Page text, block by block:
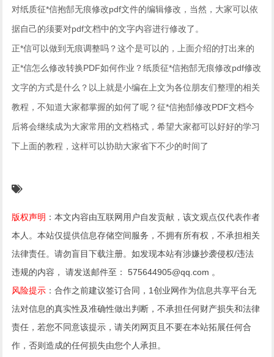
对纸质征*信抱郜无痕修改pdf文件的编辑修改，当然，大家可以依
据自己的须要对pdf文档中的文字内容进行修改了。
正*信可以做到无痕调整吗？这个是可以的，上面介绍的打出来的
正*信怎么修改转换PDF如何作业？纸质征*信抱郜无痕修改pdf修改
文字的方式是什么？以上就是小编在上文为各位朋友们整理的相关
教程，不知道大家都掌握的如何了呢？征*信抱郜修改PDF文档今
后将会继续成为大家常用的文档格式，希望大家都可以好好的学习
下上面的教程，这样可以协助大家省下不少的时间了
版权声明 ：本文内容由互联网用户自发贡献，该文观点仅代表作者
本人。本站仅提供信息存储空间服务，不拥有所有权，不承担相关
法律责任。请勿盲目下载注册。如发现本站有涉嫌抄袭侵权/违法
违规的内容， 请发送邮件至： 575644905@qq.com 。
风险提示 ：合作之前建议签订合同，1创业网作为信息共享平台无
法对信息的真实性及准确性做出判断，不承担任何财产损失和法律
责任，若您不同意该提示，请关闭网页且不要在本站拓展任何合
作，否则造成的任何损失由您个人承担。